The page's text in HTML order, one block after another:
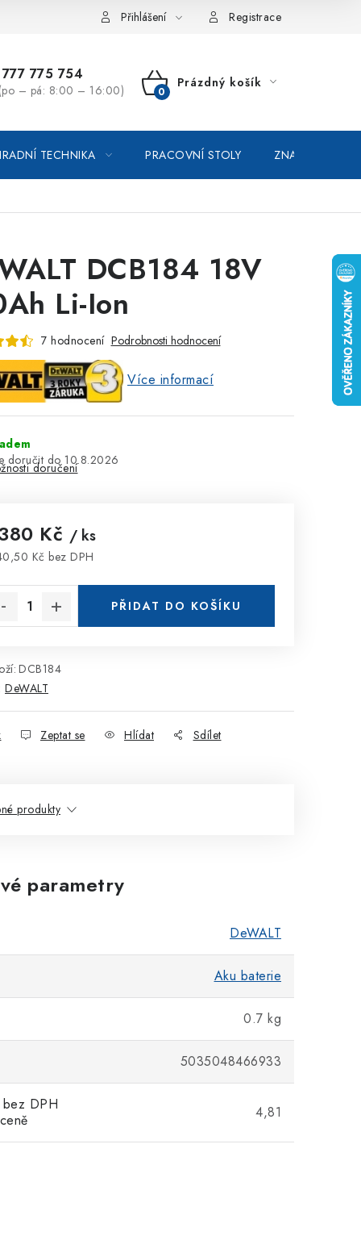
/ odstoupení od smlouvy Online platby Comgate
Přihlášení Registrace
777 775 754
(po – pá: 8:00 – 16:00)
NÁKUPNÍ
Prázdný košík
TECHNIKA PRACOVNÍ STOLY ZNAČKOVACÍ
DCB184 18V
Li-Ion
7 hodnocení Podrobnosti hodnocení
Více informací
10.8.2026
doručení
Kč / ks
Kč bez DPH
PŘIDAT DO KOŠÍKU
DCB184
DeWALT
Zeptat se Hlídat Sdílet
produkty
parametry
DeWALT
Aku baterie
0.7 kg
5035048466933
bez DPH
4,81